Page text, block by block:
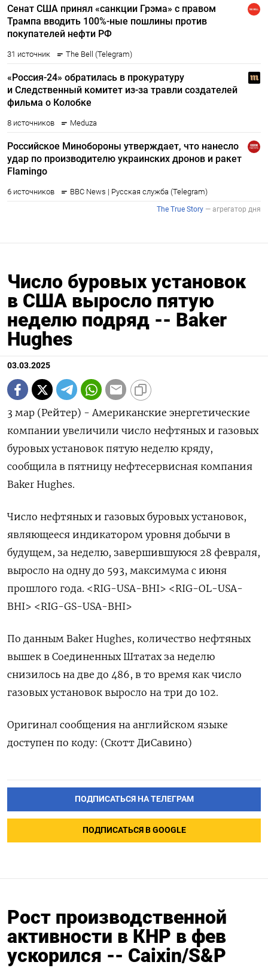
Число буровых установок
в США выросло пятую
неделю подряд -- Baker
Hughes
03.03.2025
3 мар (Рейтер) - Американские энергетические
компании увеличили число нефтяных и газовых
буровых установок пятую неделю кряду,
сообщила в пятницу нефтесервисная компания
Baker Hughes.
Число нефтяных и газовых буровых установок,
являющееся индикатором уровня добычи в
будущем, за неделю, завершившуюся 28 февраля,
выросло на одну до 593, максимума с июня
прошлого года. <RIG-USA-BHI> <RIG-OL-USA-
BHI> <RIG-GS-USA-BHI>
По данным Baker Hughes, количество нефтяных
вышек в Соединенных Штатах за неделю
снизилось на две до 486, в то время как число
газовых установок выросло на три до 102.
Оригинал сообщения на английском языке
доступен по коду: (Скотт ДиСавино)
ПОДПИСАТЬСЯ НА ТЕЛЕГРАМ
ПОДПИСАТЬСЯ В GOOGLE
Рост производственной
активности в КНР в фев
ускорился -- Сaixin/S&P